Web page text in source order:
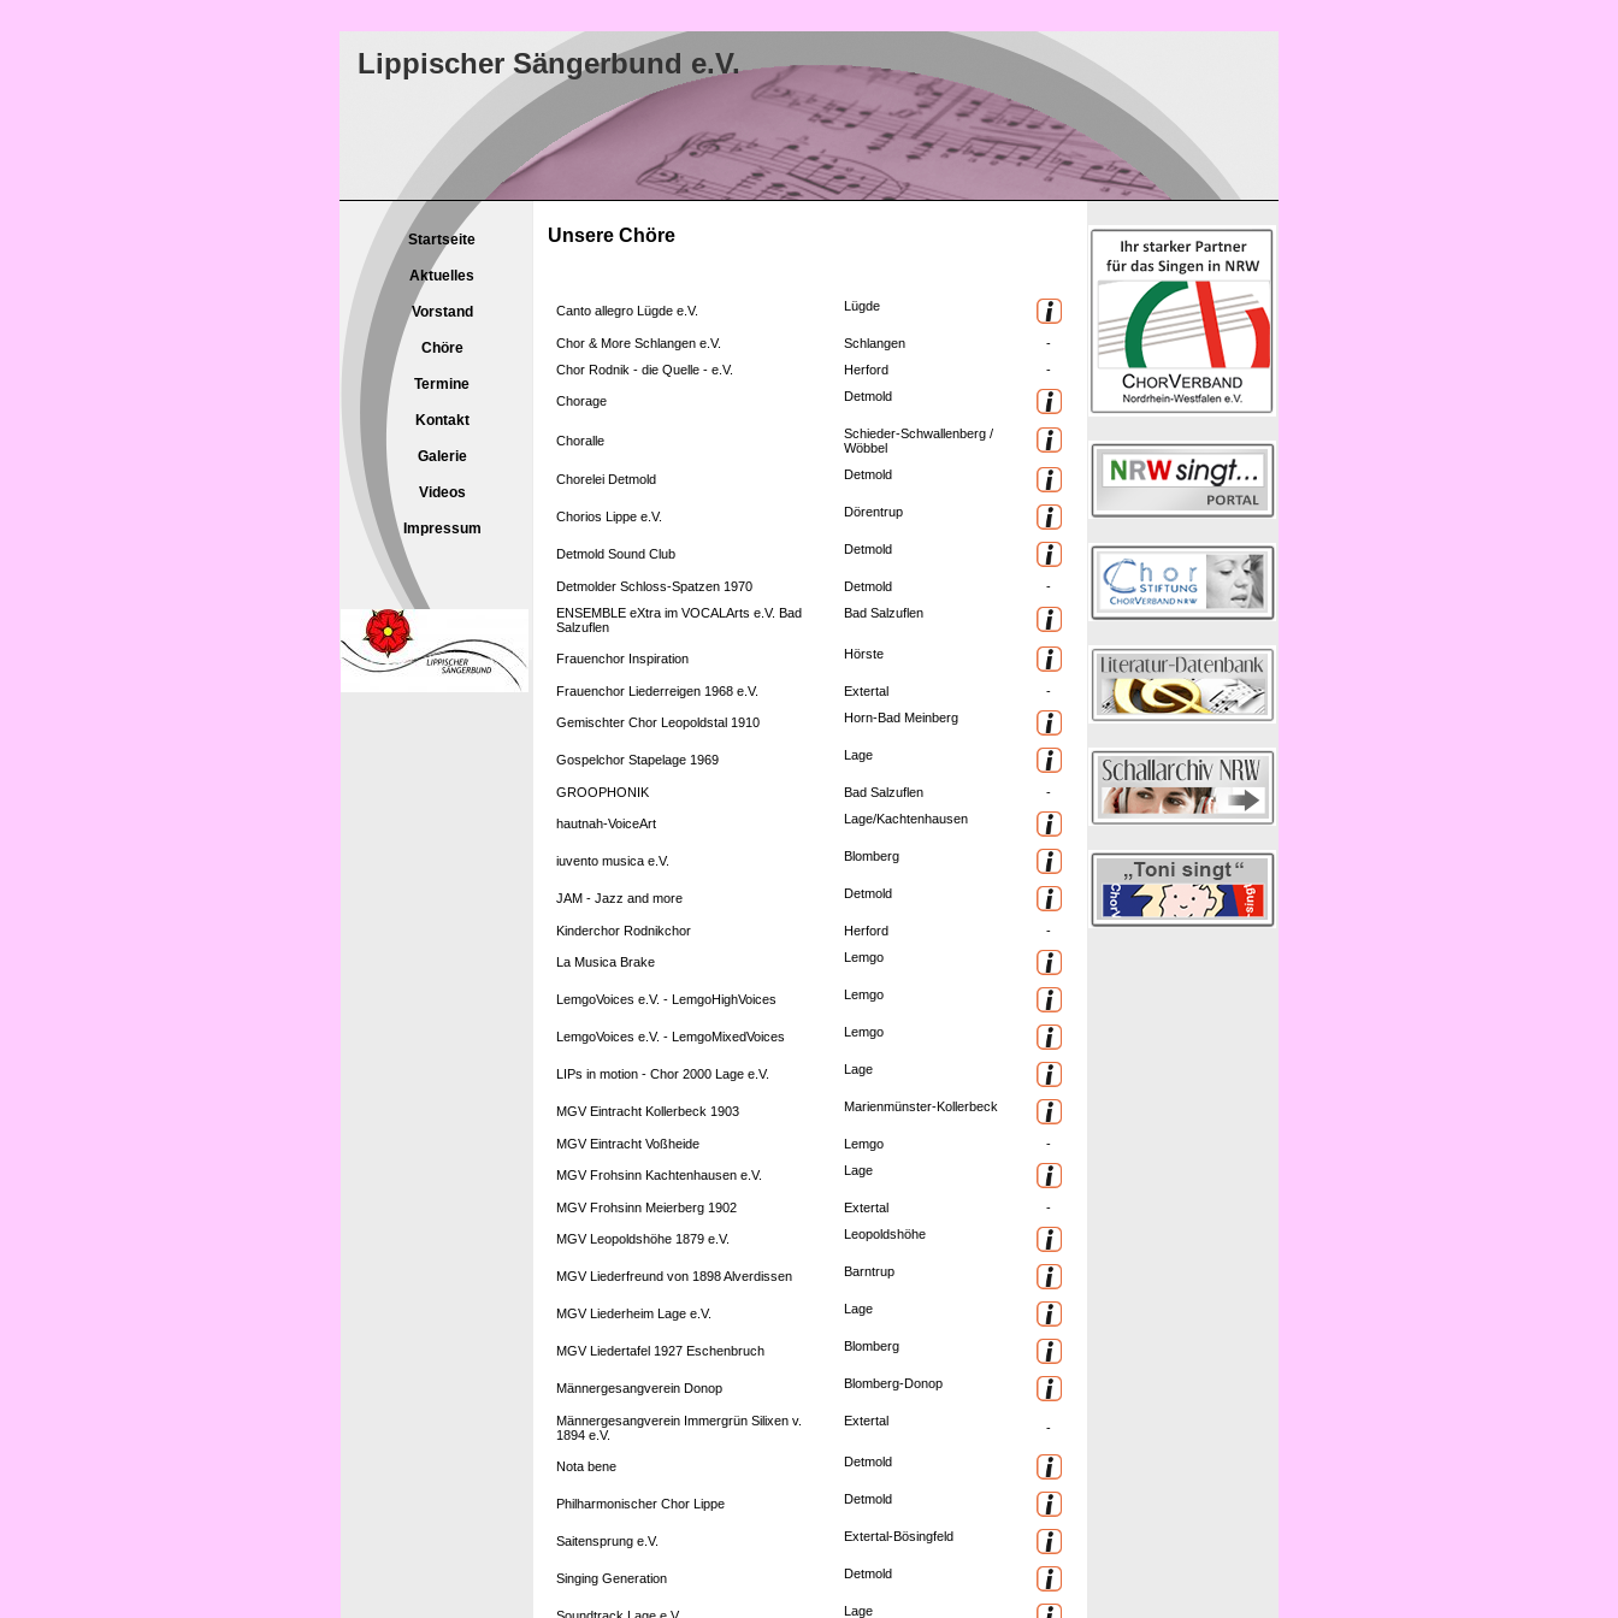
Lippischer Sängerbund e.V.
Startseite
Aktuelles
Vorstand
Chöre
Termine
Kontakt
Galerie
Videos
Impressum
Unsere Chöre
Canto allegro Lügde e.V. Lügde
Chor & More Schlangen e.V. Schlangen
-
Chor Rodnik - die Quelle - e.V.
Herford -
Chorage Detmold
Choralle
Schieder-Schwallenberg /
Wöbbel
Chorelei Detmold Detmold
Chorios Lippe e.V. Dörentrup
Detmold Sound Club Detmold
Detmolder Schloss-Spatzen 1970 Detmold
-
ENSEMBLE eXtra im VOCALArts e.V. Bad
Salzuflen
Bad Salzuflen
Frauenchor Inspiration Hörste
Frauenchor Liederreigen 1968 e.V. Extertal -
Gemischter Chor Leopoldstal 1910 Horn-Bad Meinberg
Gospelchor Stapelage 1969 Lage
GROOPHONIK Bad Salzuflen -
hautnah-VoiceArt Lage/Kachtenhausen
iuvento musica e.V. Blomberg
JAM - Jazz and more Detmold
Kinderchor Rodnikchor Herford -
La Musica Brake Lemgo
LemgoVoices e.V. - LemgoHighVoices Lemgo
LemgoVoices e.V. - LemgoMixedVoices Lemgo
LIPs in motion - Chor 2000 Lage e.V. Lage
MGV Eintracht Kollerbeck 1903 Marienmünster-Kollerbeck
MGV Eintracht Voßheide Lemgo -
MGV Frohsinn Kachtenhausen e.V. Lage
MGV Frohsinn Meierberg 1902 Extertal -
MGV Leopoldshöhe 1879 e.V. Leopoldshöhe
MGV Liederfreund von 1898 Alverdissen Barntrup
MGV Liederheim Lage e.V. Lage
MGV Liedertafel 1927 Eschenbruch Blomberg
Männergesangverein Donop Blomberg-Donop
Männergesangverein Immergrün Silixen v.
1894 e.V.
Extertal -
Nota bene Detmold
Philharmonischer Chor Lippe Detmold
Saitensprung e.V. Extertal-Bösingfeld
Singing Generation Detmold
Lage